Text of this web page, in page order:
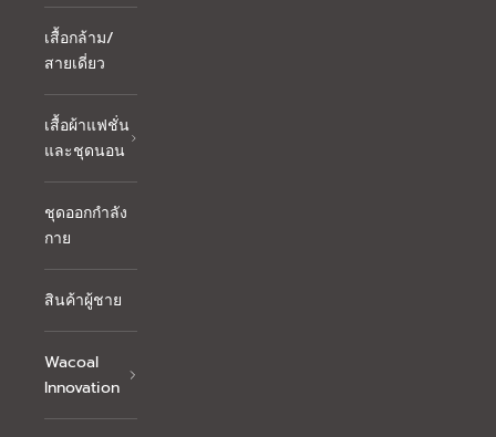
เสื้อกล้าม/
สายเดี่ยว
เสื้อผ้าแฟชั่น
และชุดนอน
ชุดออกกำลัง
กาย
สินค้าผู้ชาย
Wacoal
Innovation